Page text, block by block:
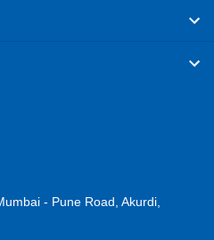
- Pune Road, Akurdi,